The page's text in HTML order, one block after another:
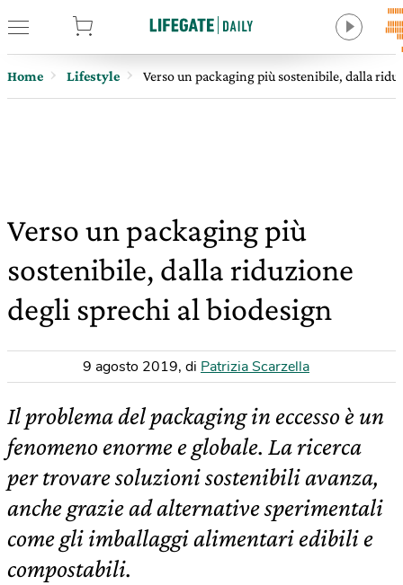
Home Lifestyle Verso un packaging più sostenibile, dalla
Verso un packaging più
sostenibile, dalla riduzione
degli sprechi al biodesign
9 agosto 2019, di Patrizia Scarzella
Il problema del packaging in eccesso è un
fenomeno enorme e globale. La ricerca
per trovare soluzioni sostenibili avanza,
anche grazie ad alternative sperimentali
come gli imballaggi alimentari edibili e
compostabili.